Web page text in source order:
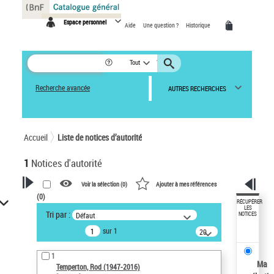
Espace personnel Aide Une question ? Historique
Tout
Recherche avancée AUTRES RECHERCHES
Accueil Liste de notices d’autorité
1 Notices d'autorité
VOTRE RECHERCHE
Recherche avancée dans les
notices d’autorité
Œuvres liées à l'auteur :
Temperton, Rod (1947-2016)
Voir la sélection (0) Ajouter à mes références
(0)
Tri par : Défaut
sur 1
20
résultats/page
1
Temperton, Rod (1947-2016)
RÉCUPÉRER
LES
NOTICES
Ma
Panneau de gestion des cookies